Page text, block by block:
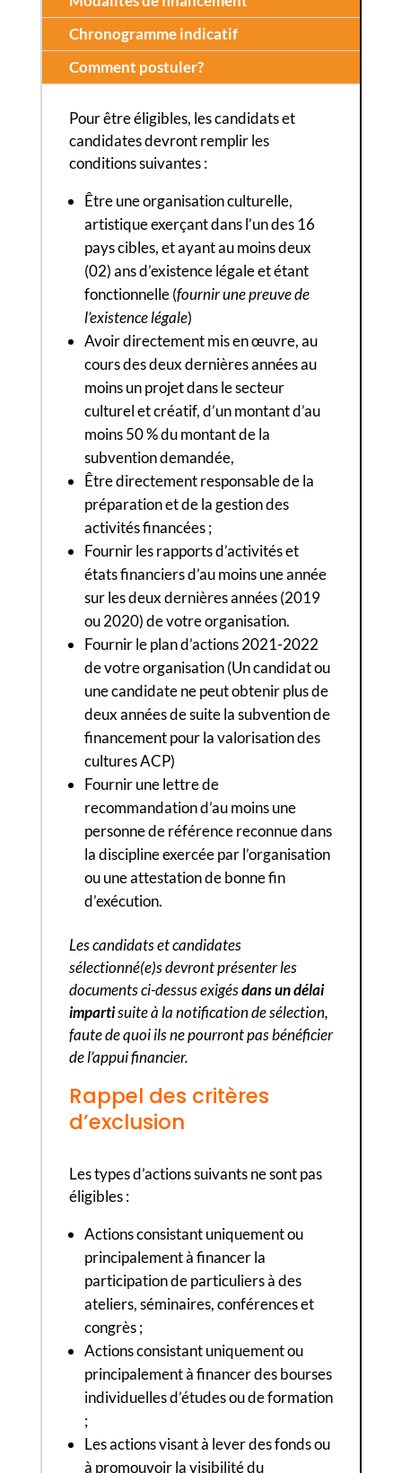
Chronogramme indicatif
Comment postuler?
Pour être éligibles, les candidats et
candidates devront remplir les
conditions suivantes :
Être une organisation culturelle,
artistique exerçant dans l’un des 16
pays cibles, et ayant au moins deux
(02) ans d’existence légale et étant
fonctionnelle (fournir une preuve de
l’existence légale)
Avoir directement mis en œuvre, au
cours des deux dernières années au
moins un projet dans le secteur
culturel et créatif, d’un montant d’au
moins 50 % du montant de la
subvention demandée,
Être directement responsable de la
préparation et de la gestion des
activités financées ;
Fournir les rapports d’activités et
états financiers d’au moins une année
sur les deux dernières années (2019
ou 2020) de votre organisation.
Fournir le plan d’actions 2021-2022
de votre organisation (Un candidat ou
une candidate ne peut obtenir plus de
deux années de suite la subvention de
financement pour la valorisation des
cultures ACP)
Fournir une lettre de
recommandation d’au moins une
personne de référence reconnue dans
la discipline exercée par l’organisation
ou une attestation de bonne fin
d’exécution.
Les candidats et candidates
sélectionné(e)s devront présenter les
documents ci-dessus exigésdans un délai
impartisuite à la notification de sélection,
faute de quoi ils ne pourront pas bénéficier
de l’appui financier.
Rappel des critères
d’exclusion
Les types d’actions suivants ne sont pas
éligibles :
Actions consistant uniquement ou
principalement à financer la
participation de particuliers à des
ateliers, séminaires, conférences et
congrès ;
Actions consistant uniquement ou
principalement à financer des bourses
individuelles d’études ou de formation
;
Les actions visant à lever des fonds ou
à promouvoir la visibilité du